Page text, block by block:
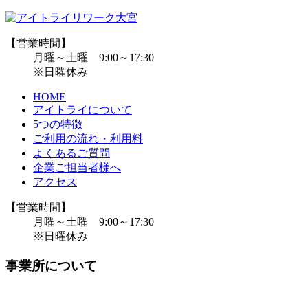
【営業時間】
月曜～土曜 9:00～17:30
※日曜休み
HOME
アイトライについて
5つの特徴
ご利用の流れ・利用料
よくあるご質問
企業ご担当者様へ
アクセス
【営業時間】
月曜～土曜 9:00～17:30
※日曜休み
事業所について